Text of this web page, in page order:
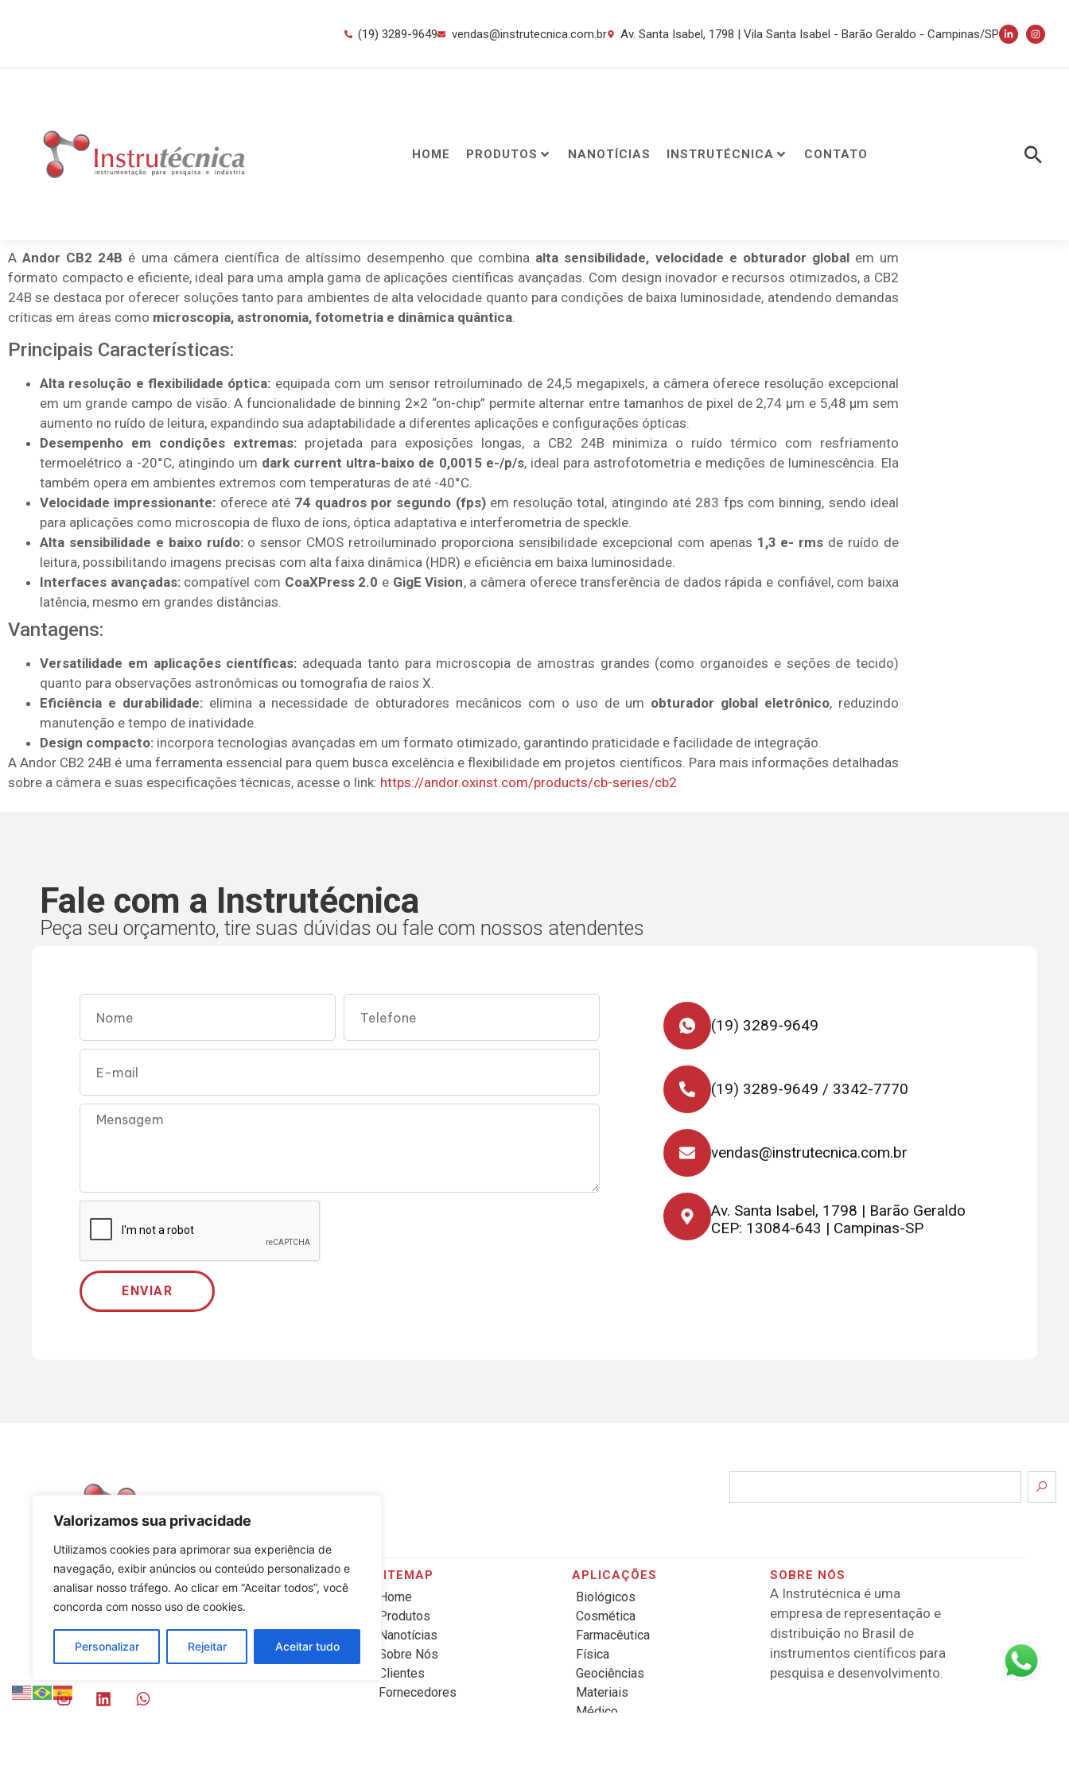
Valorizamos sua privacidade
Utilizamos cookies para aprimorar sua experiência de
navegação, exibir anúncios ou conteúdo personalizado e
analisar nosso tráfego. Ao clicar em “Aceitar todos”, você
concorda com nosso uso de cookies.
Personalizar Rejeitar Aceitar tudo
(19) 3289-9649 vendas@instrutecnica.com.br Av. Santa Isabel, 1798 | Vila Santa Isabel - Barão Geraldo - Campinas/SP
HOME PRODUTOS NANOTÍCIAS INSTRUTÉCNICA CONTATO
AAndor CB2 24B é uma câmera científica de altíssimo desempenho que combina alta sensibilidade, velocidade e obturador globalem um
formato compacto e eficiente, ideal para uma ampla gama de aplicações científicas avançadas. Com design inovador e recursos otimizados, a CB2
24B se destaca por oferecer soluções tanto para ambientes de alta velocidade quanto para condições de baixa luminosidade, atendendo demandas
críticas em áreas como microscopia, astronomia, fotometria e dinâmica quântica
Principais Características:
Alta resolução e flexibilidade óptica: equipada com um sensor retroiluminado de 24,5 megapixels, a câmera oferece resolução excepcional
em um grande campo de visão. A funcionalidade de binning 2×2 “on-chip” permite alternar entre tamanhos de pixel de 2,74 µm e 5,48 µm sem
aumento no ruído de leitura, expandindo sua adaptabilidade a diferentes aplicações e configurações ópticas.
Desempenho em condições extremas: projetada para exposições longas, a CB2 24B minimiza o ruído térmico com resfriamento
termoelétrico a -20°C, atingindo um dark current ultra-baixo de 0,0015 e-/p/s, ideal para astrofotometria e medições de luminescência. Ela
também opera em ambientes extremos com temperaturas de até -40°C.
Velocidade impressionante: oferece até 74 quadros por segundo (fps)em resolução total, atingindo até 283 fps com binning, sendo ideal
para aplicações como microscopia de fluxo de íons, óptica adaptativa e interferometria de speckle.
Alta sensibilidade e baixo ruído:o sensor CMOS retroiluminado proporciona sensibilidade excepcional com apenas 1,3 e- rms de ruído de
leitura, possibilitando imagens precisas com alta faixa dinâmica (HDR) e eficiência em baixa luminosidade.
Interfaces avançadas:compatível com CoaXPress 2.0 e GigE Vision, a câmera oferece transferência de dados rápida e confiável, com baixa
latência, mesmo em grandes distâncias.
Vantagens:
Versatilidade em aplicações científicas: adequada tanto para microscopia de amostras grandes (como organoides e seções de tecido)
quanto para observações astronômicas ou tomografia de raios X.
Eficiência e durabilidade:elimina a necessidade de obturadores mecânicos com o uso de um obturador global eletrônico, reduzindo
manutenção e tempo de inatividade.
Design compacto: incorpora tecnologias avançadas em um formato otimizado, garantindo praticidade e facilidade de integração.
A Andor CB2 24B é uma ferramenta essencial para quem busca excelência e flexibilidade em projetos científicos. Para mais informações detalhadas
sobre a câmera e suas especificações técnicas, acesse o link: https://andor.oxinst.com/products/cb-series/cb2
Fale com a Instrutécnica
Peça seu orçamento, tire suas dúvidas ou fale com nossos atendentes
ENVIAR
(19) 3289-9649
(19) 3289-9649 / 3342-7770
vendas@instrutecnica.com.br
Av. Santa Isabel, 1798 | Barão Geraldo
CEP: 13084-643 | Campinas-SP
CONTATOS
(19) 3289-9649
(19) 3289-9649 / 3342-7770
vendas@instrutecnica.com.br
Av. Santa Isabel, 1798 | Barão Geraldo CEP:
SITEMAP
Home
Produtos
Nanotícias
Sobre Nós
Clientes
Fornecedores
APLICAÇÕES
Biológicos
Cosmética
Farmacêutica
Física
Geociências
Materiais
Médico
SOBRE NÓS
A Instrutécnica é uma
empresa de representação e
distribuição no Brasil de
instrumentos científicos para
pesquisa e desenvolvimento.